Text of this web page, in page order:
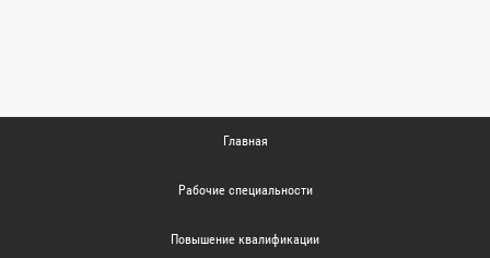
Главная
Рабочие специальности
Повышение квалификации